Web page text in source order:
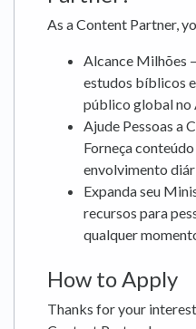
As a Content Partner,
Alcance Milhões
estudos bíblicos
público global no
Ajude Pessoas a
Forneça
envolvimento
Expanda seu
recursos para
qualquer
How to Apply
Thanks for your